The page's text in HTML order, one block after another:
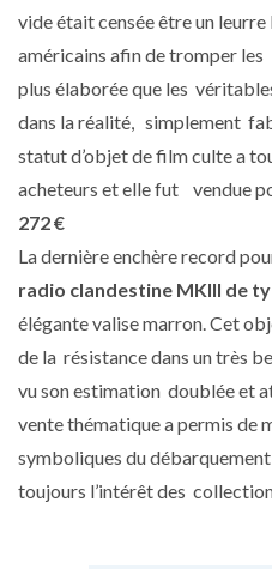
vide était censée être un
américains afin de tromper
plus élaborée que les
dans la réalité, simplement
statut d’objet de film culte a
acheteurs et elle fut vendue
272€
La dernière enchère record
radio clandestine MKIII de
élégante valise marron. Cet
de la résistance dans un très
vu son estimation doublée et
vente thématique a permis de
symboliques du
toujours l’intérêt des